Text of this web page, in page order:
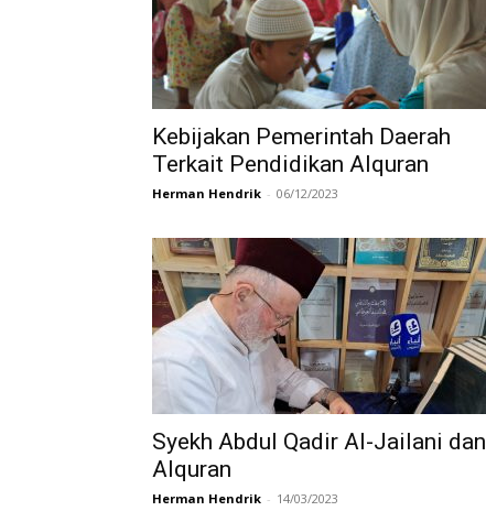
Tafsir
di
Indonesia
Kebijakan Pemerintah Daerah
Terkait Pendidikan Alquran
Herman Hendrik - 06/12/2023
Syekh Abdul Qadir Al-Jailani dan
Alquran
Herman Hendrik - 14/03/2023